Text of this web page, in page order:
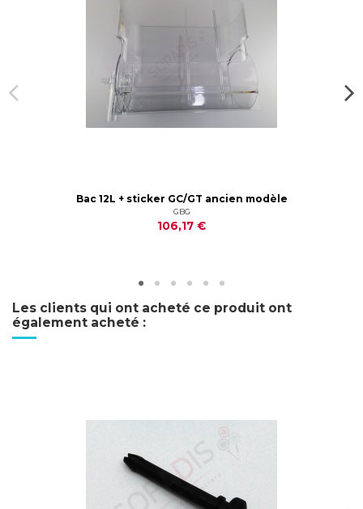
Bac 12L + sticker GC/GT ancien modèle
GBG
106,17 €
Les clients qui ont acheté ce produit ont
également acheté :